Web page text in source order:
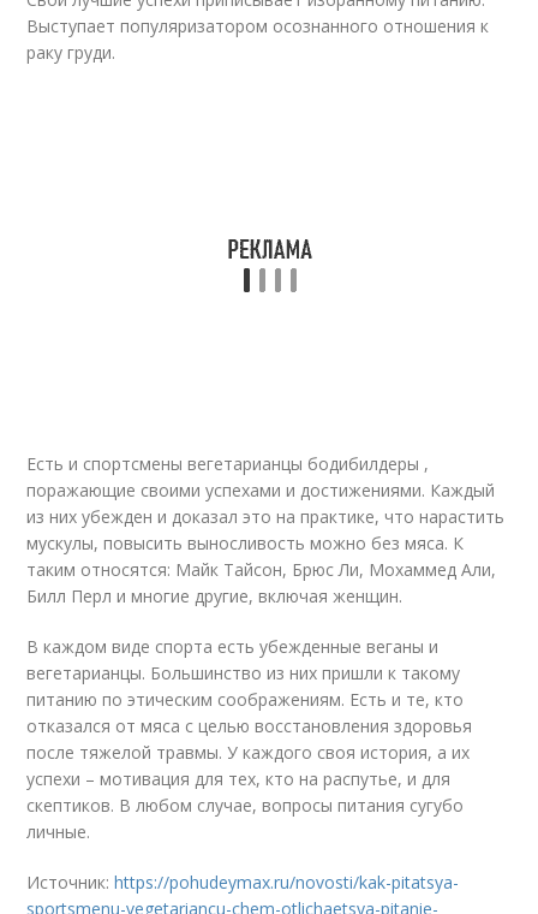
Выступает популяризатором осознанного отношения к
раку груди.
Есть и спортсмены вегетарианцы бодибилдеры ,
поражающие своими успехами и достижениями. Каждый
из них убежден и доказал это на практике, что нарастить
мускулы, повысить выносливость можно без мяса. К
таким относятся: Майк Тайсон, Брюс Ли, Мохаммед Али,
Билл Перл и многие другие, включая женщин.
В каждом виде спорта есть убежденные веганы и
вегетарианцы. Большинство из них пришли к такому
питанию по этическим соображениям. Есть и те, кто
отказался от мяса с целью восстановления здоровья
после тяжелой травмы. У каждого своя история, а их
успехи – мотивация для тех, кто на распутье, и для
скептиков. В любом случае, вопросы питания сугубо
личные.
Источник:https://pohudeymax.ru/novosti/kak-pitatsya-
sportsmenu-vegetariancu-chem-otlichaetsya-pitanie-